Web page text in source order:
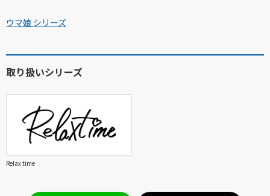
ウマ娘 シリーズ
取り扱いシリーズ
Relax time